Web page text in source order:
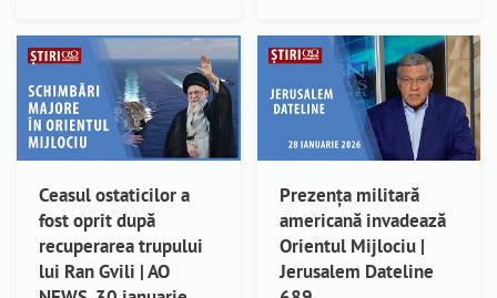
Ceasul ostaticilor a
fost oprit după
recuperarea trupului
lui Ran Gvili | AO
Prezența militară
americană invadează
Orientul Mijlociu |
Jerusalem Dateline